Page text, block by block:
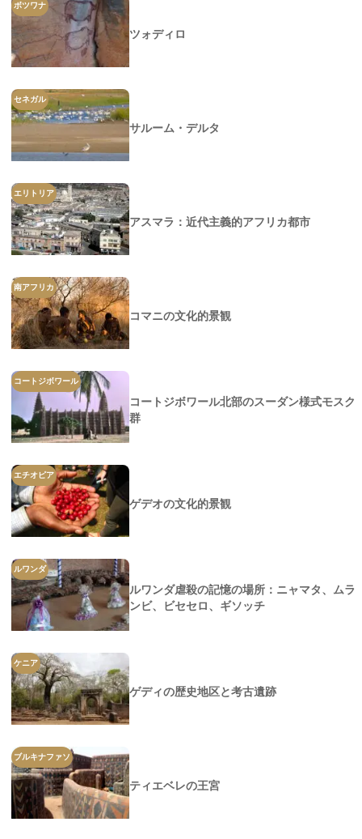
ボツワナ
ツォディロ
セネガル
サルーム・デルタ
エリトリア
アスマラ：近代主義的アフリカ都市
南アフリカ
コマニの文化的景観
コートジボワール
コートジボワール北部のスーダン様式モスク
群
エチオピア
ゲデオの文化的景観
ルワンダ
ルワンダ虐殺の記憶の場所：ニャマタ、ムラ
ンビ、ビセセロ、ギソッチ
ケニア
ゲディの歴史地区と考古遺跡
ブルキナファソ
ティエベレの王宮